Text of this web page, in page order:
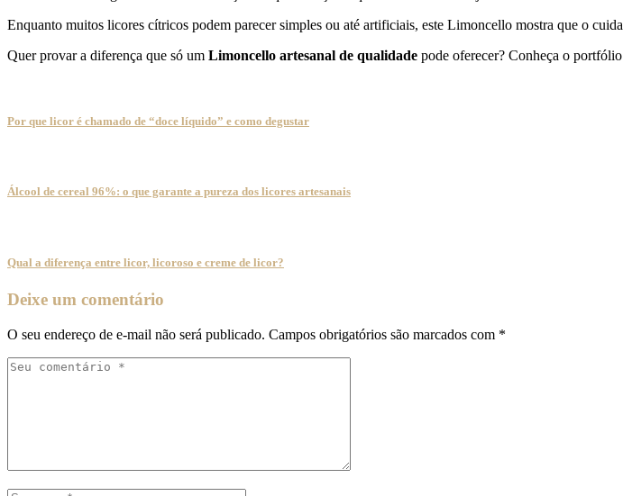
Enquanto muitos licores cítricos podem parecer simples ou até artificiais, este Limoncello mostra que o
Quer provar a diferença que só um Limoncello artesanal de qualidade pode oferecer? Conheça o
Por que licor é chamado de “doce líquido” e como degustar
Álcool de cereal 96%: o que garante a pureza dos licores artesanais
Qual a diferença entre licor, licoroso e creme de licor?
Deixe um comentário
O seu endereço de e-mail não será publicado. Campos obrigatórios são marcados com *